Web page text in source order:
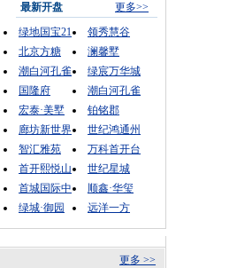
最新开盘
更多>>
绿地国宝21
领秀慧谷
北京方糖
澜馨墅
潮白河孔雀
绿宸万华城
国隆府
潮白河孔雀
宏泰·美墅
铂铭郡
廊坊新世界
世纪鸿通州
智汇雅苑
万科首开台
首开熙悦山
世纪星城
首城国际中
顺鑫·华玺
绿城·御园
远洋一方
更多 >>